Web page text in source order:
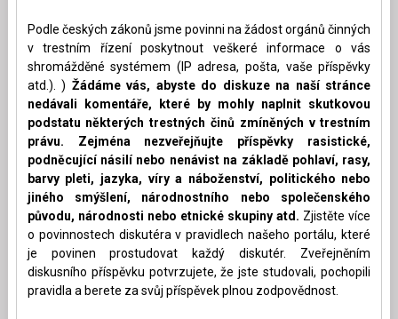
Podle českých zákonů jsme povinni na žádost orgánů činných
v trestním řízení poskytnout veškeré informace o vás
shromážděné systémem (IP adresa, pošta, vaše příspěvky
atd.). ) Žádáme vás, abyste do diskuze na naší stránce
nedávali komentáře, které by mohly naplnit skutkovou
podstatu některých trestných činů zmíněných v trestním
právu. Zejména nezveřejňujte příspěvky rasistické,
podněcující násilí nebo nenávist na základě pohlaví, rasy,
barvy pleti, jazyka, víry a náboženství, politického nebo
jiného smýšlení, národnostního nebo společenského
původu, národnosti nebo etnické skupiny atd. Zjistěte více
o povinnostech diskutéra v pravidlech našeho portálu, které
je povinen prostudovat každý diskutér. Zveřejněním
diskusního příspěvku potvrzujete, že jste studovali, pochopili
pravidla a berete za svůj příspěvek plnou zodpovědnost.